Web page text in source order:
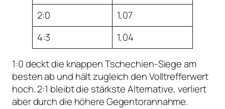
2:0
1,07
4:3
1,04
1:0 deckt die knappen Tschechien-Siege am
besten ab und hält zugleich den Volltrefferwert
hoch. 2:1 bleibt die stärkste Alternative, verliert
aber durch die höhere Gegentorannahme.